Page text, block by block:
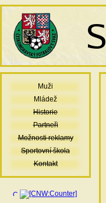
Muži
Mládež
Historie
Partneři
Možnosti reklamy
Sportovní škola
Kontakt